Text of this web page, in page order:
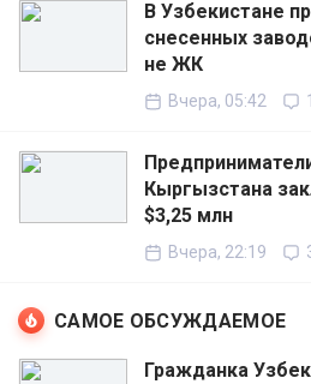
В Узбекистане
снесенных
не ЖК
Вчера, 05:42
Кыргызстана
$3,25 млн
Вчера, 22:19
САМОЕ ОБСУЖДАЕМОЕ
Гражданка